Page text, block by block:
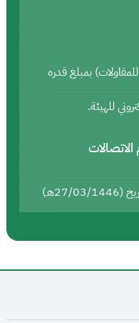
بمبلغ قدره
للهيئة.